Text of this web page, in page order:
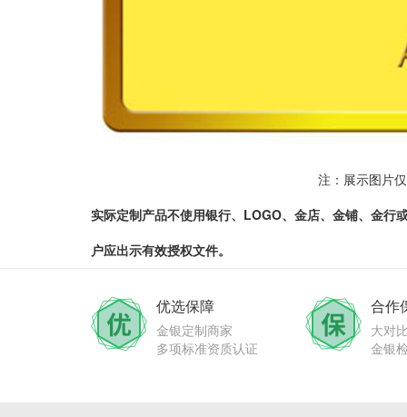
注：展示图片
实际定制产品不使用银行、LOGO、金店、金铺、金行
户应出示有效授权文件。
优选保障
金银定制商家
多项标准资质认证
合作
大对
金银